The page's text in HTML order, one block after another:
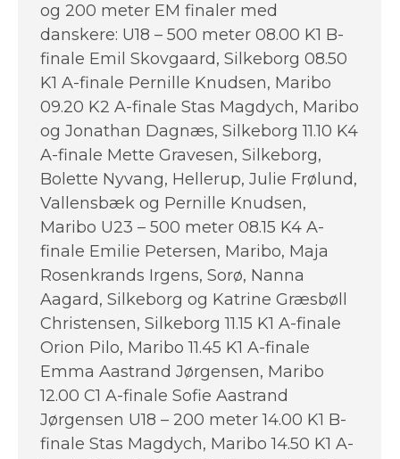
og 200 meter EM finaler med
danskere: U18 – 500 meter 08.00 K1 B-
finale Emil Skovgaard, Silkeborg 08.50
K1 A-finale Pernille Knudsen, Maribo
09.20 K2 A-finale Stas Magdych, Maribo
og Jonathan Dagnæs, Silkeborg 11.10 K4
A-finale Mette Gravesen, Silkeborg,
Bolette Nyvang, Hellerup, Julie Frølund,
Vallensbæk og Pernille Knudsen,
Maribo U23 – 500 meter 08.15 K4 A-
finale Emilie Petersen, Maribo, Maja
Rosenkrands Irgens, Sorø, Nanna
Aagard, Silkeborg og Katrine Græsbøll
Christensen, Silkeborg 11.15 K1 A-finale
Orion Pilo, Maribo 11.45 K1 A-finale
Emma Aastrand Jørgensen, Maribo
12.00 C1 A-finale Sofie Aastrand
Jørgensen U18 – 200 meter 14.00 K1 B-
finale Stas Magdych, Maribo 14.50 K1 A-